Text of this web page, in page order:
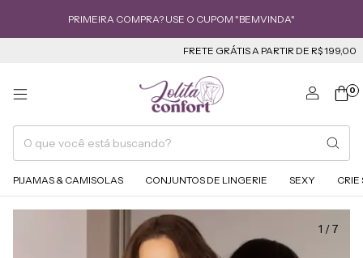
PRIMEIRA COMPRA? USE O CUPOM "BEMVINDA"
FRETE GRÁTIS A PARTIR DE R$ 199,00
0
PIJAMAS & CAMISOLAS CONJUNTOS DE LINGERIE SEXY CRIE
1 /7